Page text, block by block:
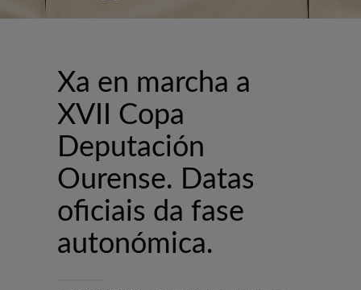
Xa en marcha a
XVII Copa
Deputación
Ourense. Datas
oficiais da fase
autonómica.